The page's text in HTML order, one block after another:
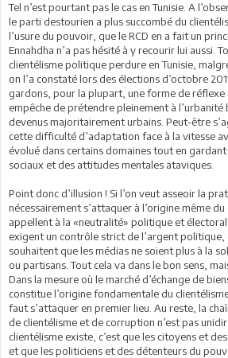
Tel n’est pourtant pas le cas en Tunisie. A
le parti destourien a plus succombé du
l’usure du pouvoir, que le RCD en a fait un
Ennahdha n’a pas hésité à y recourir lui aussi.
clientélisme politique perdure en Tunisie,
on l’a constaté lors des élections d’octobre
gardons, pour la plupart, une forme de
empêche de prétendre pleinement à l’urbanité
devenus majoritairement urbains. Peut-être
cette difficulté d’adaptation face à la vitesse
évolué dans certains domaines tout en
sociaux et des attitudes mentales ataviques.
Point donc d’illusion ! Si l’on veut asseoir la
nécessairement s’attaquer à l’origine même
appellent à la «neutralité» politique et
exigent un contrôle strict de l’argent politique,
souhaitent que les médias ne soient plus à la
ou partisans. Tout cela va dans le bon sens,
Dans la mesure où le marché d’échange de
constitue l’origine fondamentale du
faut s’attaquer en premier lieu. Au reste, la
de clientélisme et de corruption n’est pas
clientélisme existe, c’est que les citoyens et
et que les politiciens et des détenteurs du